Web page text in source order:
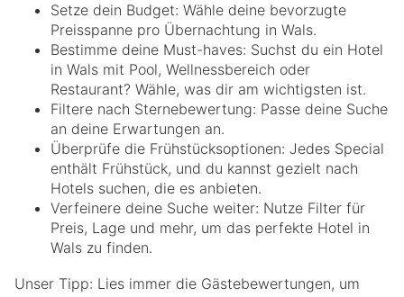
Setze dein Budget: Wähle deine bevorzugte
Preisspanne pro Übernachtung in Wals.
Bestimme deine Must-haves: Suchst du ein Hotel
in Wals mit Pool, Wellnessbereich oder
Restaurant? Wähle, was dir am wichtigsten ist.
Filtere nach Sternebewertung: Passe deine Suche
an deine Erwartungen an.
Überprüfe die Frühstücksoptionen: Jedes Special
enthält Frühstück, und du kannst gezielt nach
Hotels suchen, die es anbieten.
Verfeinere deine Suche weiter: Nutze Filter für
Preis, Lage und mehr, um das perfekte Hotel in
Wals zu finden.
Unser Tipp: Lies immer die Gästebewertungen, um